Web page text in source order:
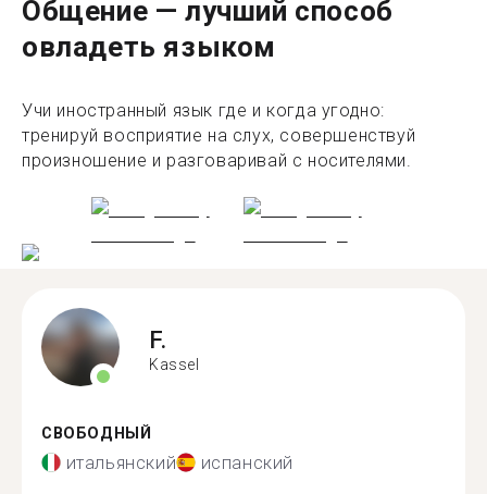
Общение — лучший способ
овладеть языком
Учи иностранный язык где и когда угодно:
тренируй восприятие на слух, совершенствуй
произношение и разговаривай с носителями.
F.
Kassel
СВОБОДНЫЙ
итальянский испанский